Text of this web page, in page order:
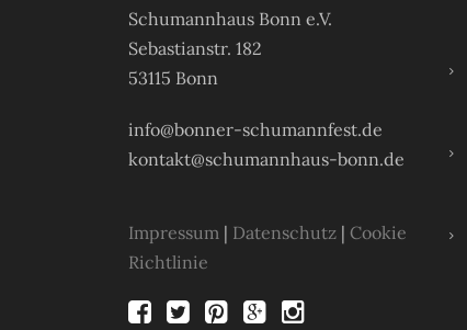
Schumannhaus Bonn e.V.
Sebastianstr. 182
53115 Bonn
info@bonner-schumannfest.de
kontakt@schumannhaus-bonn.de
Impressum | Datenschutz | Cookie
Richtlinie